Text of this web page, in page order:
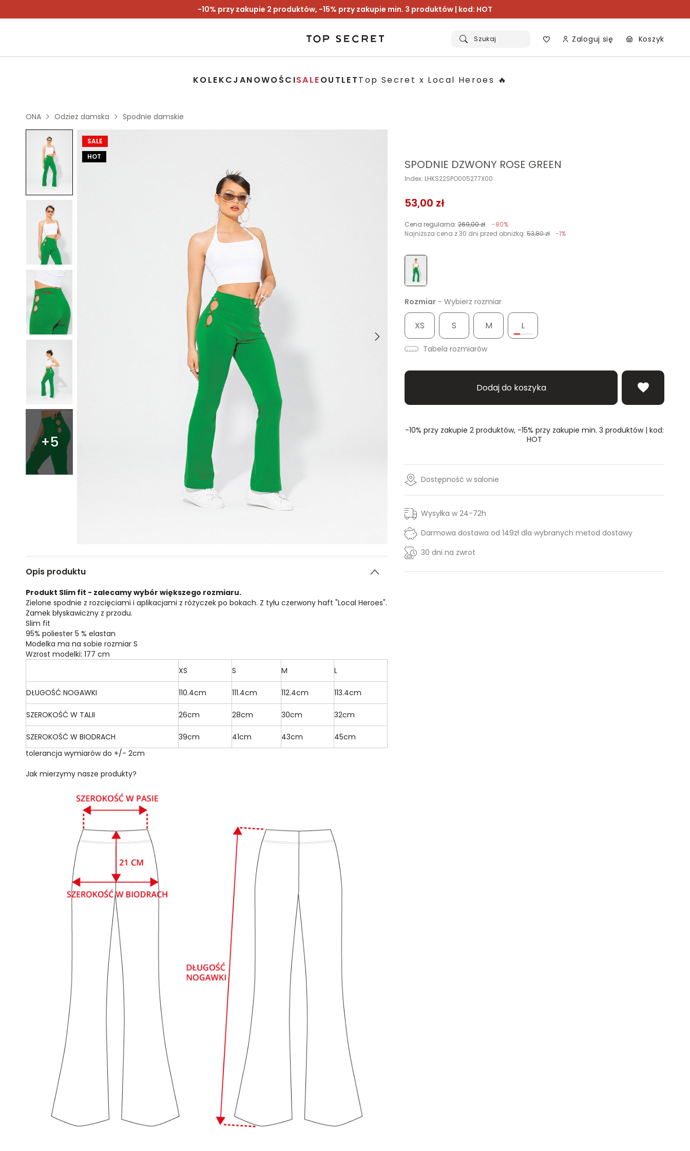
-10% przy zakupie 2 produktów, -15% przy zakupie min. 3 produktów | kod: HOT
Szukaj Zaloguj się Koszyk
KOLEKCJANOWOŚCISALEOUTLETTop Secret x Local Heroes 🔥
ONA Odzież damska Spodnie damskie
SALE
HOT
SPODNIE DZWONY ROSE GREEN
Index: LHKS22SPO005277X00
53,00 zł
Cena regularna: 269,00 zł
-80%
Najniższa cena z 30 dni przed obniżką: 53,80 zł -1%
Rozmiar - Wybierz rozmiar
XS S M L
Tabela rozmiarów
Dodaj do koszyka
-10% przy zakupie 2 produktów, -15% przy zakupie min. 3 produktów | kod:
HOT
Dostępność w salonie
Wysyłka w 24-72h
Darmowa dostawa od 149zł dla wybranych metod dostawy
30 dni na zwrot
Opis produktu
Produkt Slim fit - zalecamy wybór większego rozmiaru.
Zielone spodnie z rozcięciami i aplikacjami z różyczek po bokach. Z tyłu czerwony haft "Local Heroes".
Zamek błyskawiczny z przodu.
Slim fit
95% poliester 5 % elastan
Modelka ma na sobie rozmiar S
Wzrost modelki: 177 cm
XS
S M L
DŁUGOŚĆ NOGAWKI 110.4cm 111.4cm 112.4cm 113.4cm
SZEROKOŚĆ W TALII 26cm 28cm 30cm 32cm
SZEROKOŚĆ W BIODRACH 39cm 41cm 43cm
45cm
tolerancja wymiarów do +/- 2cm
Jak mierzymy nasze produkty?